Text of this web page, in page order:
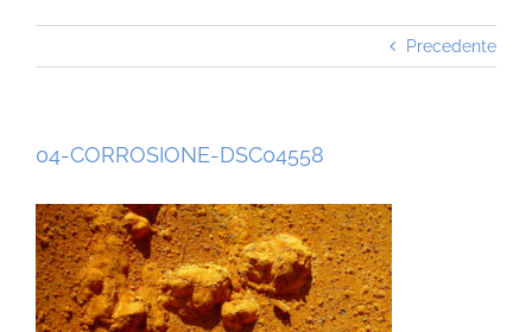
Precedente
04-CORROSIONE-DSC04558